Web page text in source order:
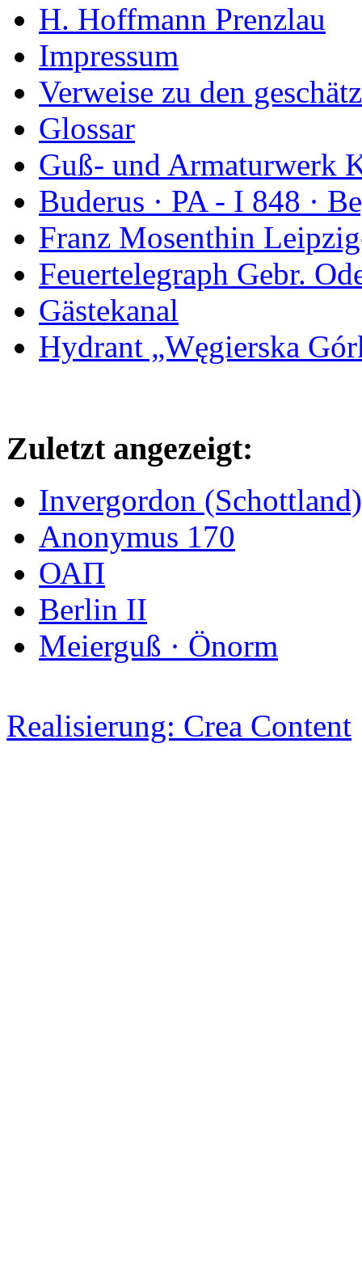
H. Hoffmann Prenzlau
Impressum
Verweise zu den
Glossar
Guß- und Armaturwerk
Buderus · PA - I 848 ·
Franz Mosenthin
Feuertelegraph Gebr.
Gästekanal
Hydrant „Węgierska
Zuletzt angezeigt:
Invergordon (Schottland)
Anonymus 170
ΟΑΠ
Berlin II
Meierguß · Önorm
Realisierung: Crea Content